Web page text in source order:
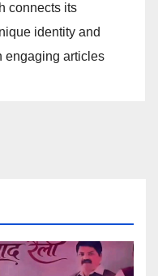
connects its
identity and
engaging articles